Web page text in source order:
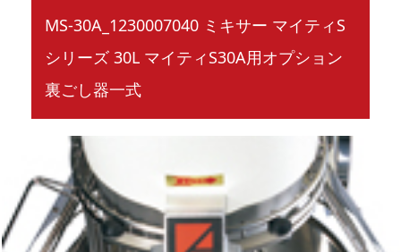
MS-30A_1230007040 ミキサー マイティS
シリーズ 30L マイティS30A用オプション
裏ごし器一式